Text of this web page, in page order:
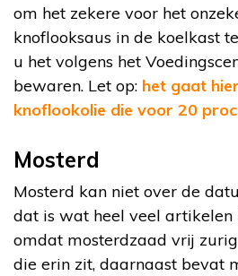
om het zekere voor het
knoflooksaus in de koelkast
u het volgens het
bewaren. Let op: het gaat
knoflookolie die voor 20
Mosterd
Mosterd kan niet over de
dat is wat heel veel artikelen
omdat mosterdzaad vrij
die erin zit, daarnaast bevat